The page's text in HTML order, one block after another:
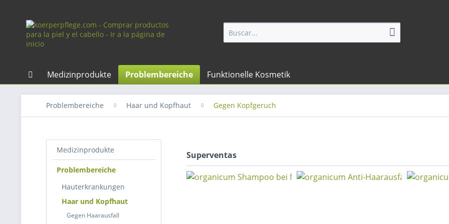
Medizinprodukte Problembereiche Funktionelle Kosmetik
Problembereiche Haar und Kopfhaut Gegen Kopfgeruch
Medizinprodukte
Problembereiche
Hauterkrankungen
Haar und Kopfhaut
Gegen Haarausfall
Superventas